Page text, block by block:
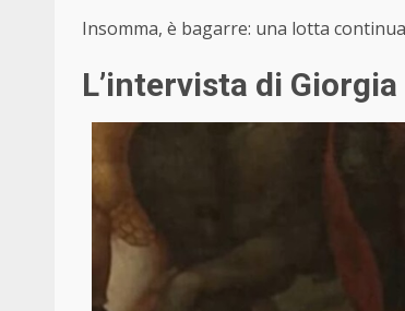
Insomma, è bagarre: una lotta
L’intervista di